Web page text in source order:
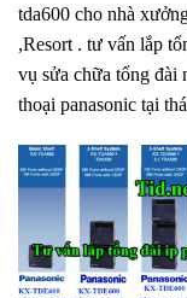
tda600 cho nhà
,Resort . tư vấn lắp
vụ sửa chữa tổng đài
thoại panasonic tại